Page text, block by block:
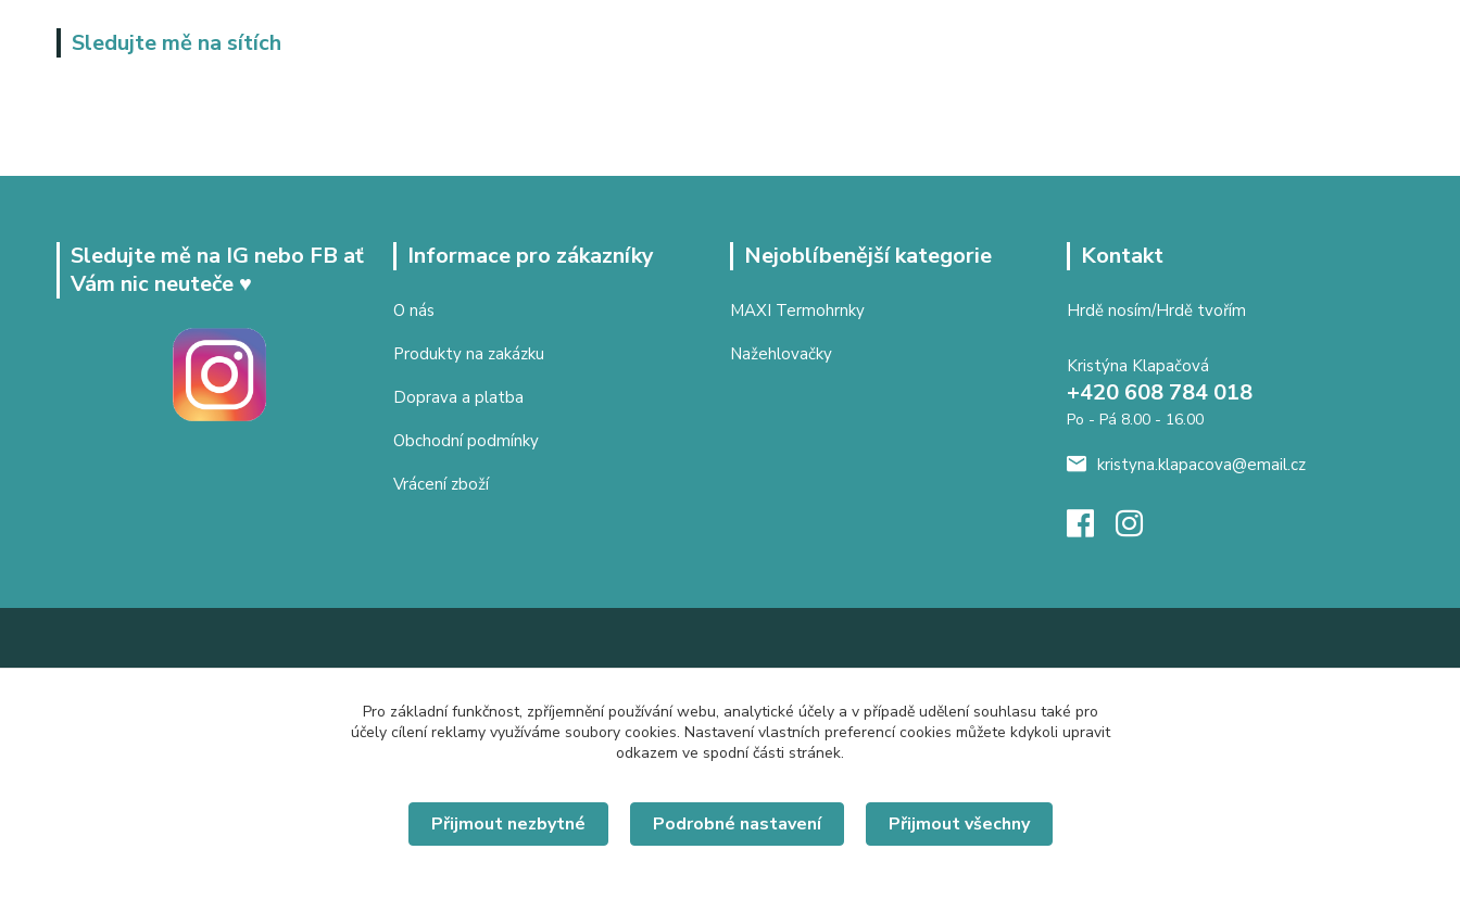
Sledujte mě na sítích
Sledujte mě na IG nebo FB ať
Vám nic neuteče ♥
Informace pro zákazníky
O nás
Produkty na zakázku
Doprava a platba
Obchodní podmínky
Vrácení zboží
Nejoblíbenější kategorie
MAXI Termohrnky
Nažehlovačky
Kontakt
Hrdě nosím/Hrdě tvořím
Kristýna Klapačová
+420 608 784 018
Po - Pá 8.00 - 16.00
kristyna.klapacova@email.cz
Pro základní funkčnost, zpříjemnění používání webu, analytické účely a v případě udělení souhlasu také pro
účely cílení reklamy využíváme soubory cookies. Nastavení vlastních preferencí cookies můžete kdykoli upravit
odkazem ve spodní části stránek.
Přijmout nezbytné Podrobné nastavení Přijmout všechny